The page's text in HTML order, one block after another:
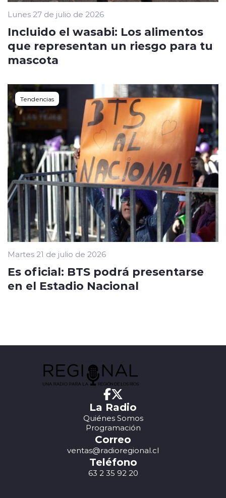
Lunes 27 de julio de 2026
Incluido el wasabi: Los alimentos
que representan un riesgo para tu
mascota
Tendencias
Martes 21 de julio de 2026
Es oficial: BTS podrá presentarse
en el Estadio Nacional
La Radio
Quiénes Somos
Programación
Correo
ventas@radioregional.cl
Teléfono
63 2 35 92 20